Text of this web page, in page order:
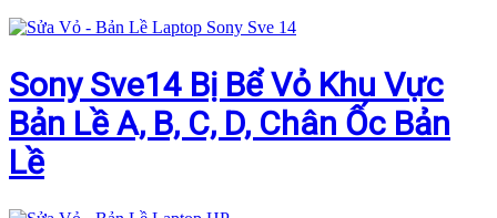
Sony Sve14 Bị Bể Vỏ Khu Vực
Bản Lề A, B, C, D, Chân Ốc Bản
Lề